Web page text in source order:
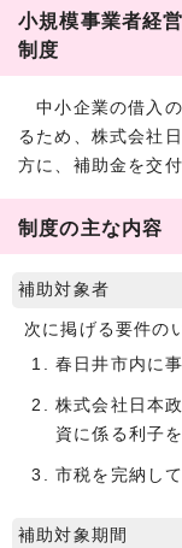
小規模事業者経
制度
中小企業の借入の
るため、株式会社
方に、補助金を交
制度の主な内容
補助対象者
次に掲げる要件の
春日井市内に
株式会社日本
資に係る利子
市税を完納し
補助対象期間